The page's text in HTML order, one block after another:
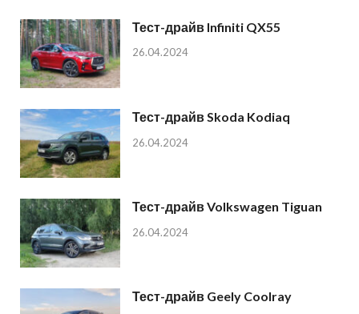
Тест-драйв Infiniti QX55
26.04.2024
Тест-драйв Skoda Kodiaq
26.04.2024
Тест-драйв Volkswagen Tiguan
26.04.2024
Тест-драйв Geely Coolray